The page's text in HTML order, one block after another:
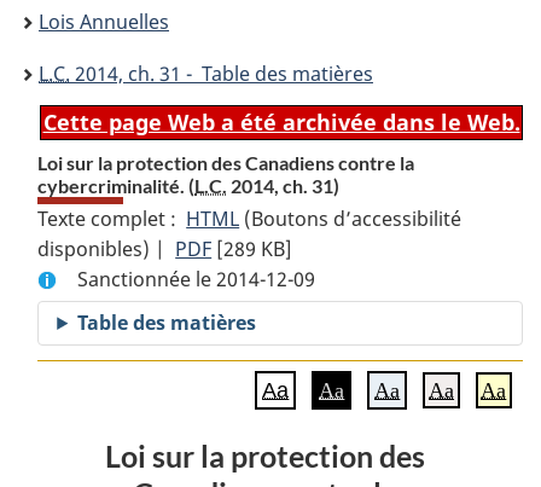
Lois Annuelles
L.C. 2014, ch. 31 - Table des matières
Cette page Web a été archivée dans le Web.
Loi sur la protection des Canadiens contre la
cybercriminalité. (L.C. 2014, ch. 31)
Texte complet : HTML Texte
complet
:
Loi
sur
la
protection
Canadiens
(Boutons d’accessibilité
disponibles) | PDF Texte
complet
:
Loi
sur
des
[289 KB]
Sanctionnée le 2014-12-09
Table des matières
Aa Aa Aa Aa Aa
Loi sur la protection des